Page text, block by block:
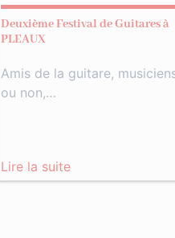
Deuxième Festival de Guitares à
PLEAUX
Amis de la guitare,
ou non,…
Lire la suite